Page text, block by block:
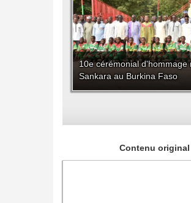
10e cérémonial d'hommage
Sankara au Burkina Faso
Contenu